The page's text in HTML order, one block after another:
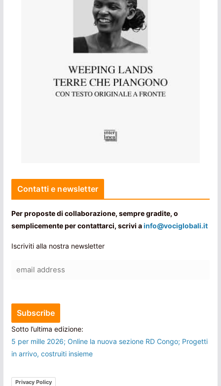
Contatti e newsletter
Per proposte di collaborazione, sempre gradite, o
semplicemente per contattarci, scrivi ainfo@vociglobali.it
Iscriviti alla nostra newsletter
Sotto l’ultima edizione:
5 per mille 2026; Online la nuova sezione RD Congo; Progetti
in arrivo, costruiti insieme
Privacy Policy